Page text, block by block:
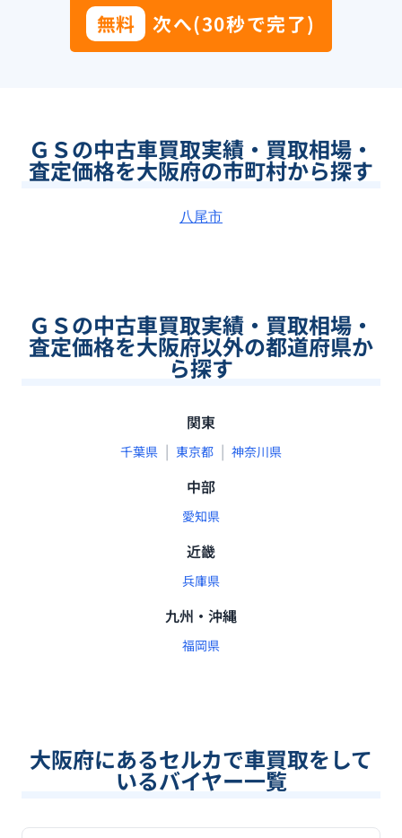
無料 次へ(30秒で完了)
ＧＳの中古車買取実績・買取相場・
査定価格を大阪府の市町村から探す
八尾市
ＧＳの中古車買取実績・買取相場・
査定価格を大阪府以外の都道府県か
ら探す
関東
千葉県 | 東京都 | 神奈川県
中部
愛知県
近畿
兵庫県
九州・沖縄
福岡県
大阪府にあるセルカで車買取をして
いるバイヤー一覧